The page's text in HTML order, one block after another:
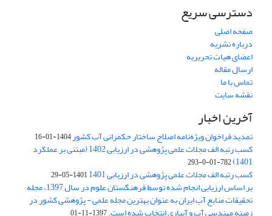
دسترسی سریع
صفحه اصلی
درباره نشریه
اعضای هیات تحریریه
ارسال مقاله
تماس با ما
نقشه سایت
آخرین اخبار
تمدید فراخوان ویژه‌نامه اصلاح ساختار حکمرانی آب کشور1404-01-16
کسب رتبه الف مجلات علمی پژوهشی در ارزیابی 1402 (مبتنی بر عملکرد
1401)
782-01-0-293
کسب رتبه الف مجلات علمی پژوهشی در ارزیابی 1401 1401-05-29
بر اساس ارزیابی انجام شده توسط فرهنگستان علوم در سال 1397، مجله
تحقیقات منابع آب ایران به عنوان بهترین مجله علمی - پژوهشی کشور در